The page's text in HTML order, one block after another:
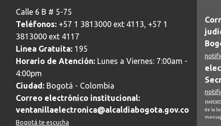
Calle 6 B # 5-75
Teléfonos: +57 1 3813000 ext 4113, +57 1
3813000 ext 4117
Linea Gratuita: 195
Horario de Atención: Lunes a Viernes: 7:00am -
4:00pm
Ciudad: Bogotá - Colombia
Correo electrónico institucional:
ventanillaelectronica@alcaldiabogota.gov.co
Bogotá te escucha
de la